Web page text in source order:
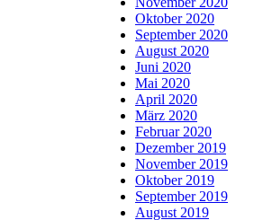
Oktober 2020
September 2020
August 2020
Juni 2020
Mai 2020
April 2020
März 2020
Februar 2020
Dezember 2019
November 2019
Oktober 2019
September 2019
August 2019